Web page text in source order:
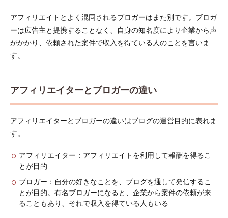
エイ
ター
が報
1.3
アフ
エイ
2
ィリ
エイ
ター
アフィリエイトとよく混同されるブロガーはまた別です。ブロガ
ーは広告主と提携することなく、自身の知名度により企業から声
がかかり、依頼された案件で収入を得ている人のことを言いま
す。
アフィリエイターとブロガーの違い
アフィリエイターとブロガーの違いはブログの運営目的に表れま
す。
アフィリエイター：アフィリエイトを利用して報酬を得るこ
とが目的
ブロガー：自分の好きなことを、ブログを通して発信するこ
とが目的。有名ブロガーになると、企業から案件の依頼が来
ることもあり、それで収入を得ている人もいる